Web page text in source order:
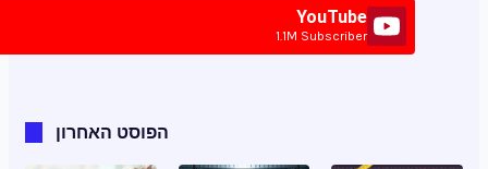
YouTube
1.1M Subscriber
הפוסט האחרון